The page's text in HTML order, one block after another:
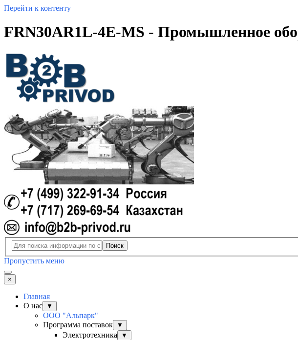
Перейти к контенту
FRN30AR1L-4E-MS - Промышленное
Поиск
Пропустить меню
×
Главная
О нас
▼
ООО "Альпарк"
Программа поставок
▼
Электротехника ▼